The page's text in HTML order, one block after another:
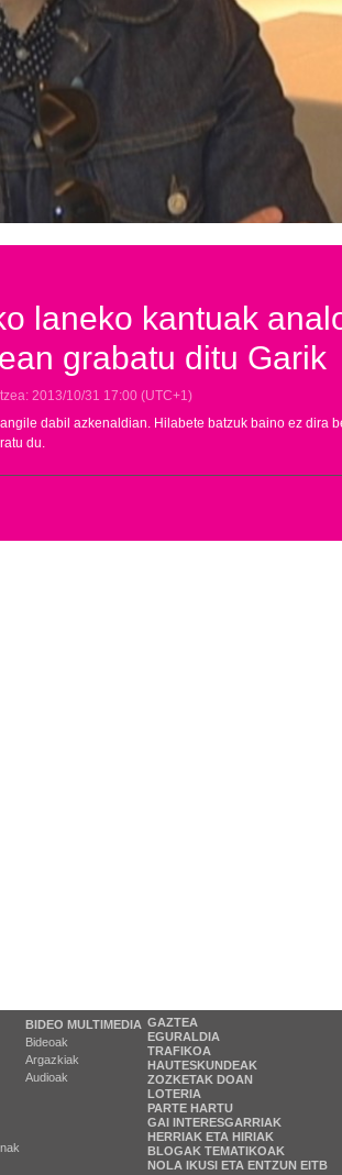
laneko kantuak
grabatu ditu Garik
2013/10/31 17:00 (UTC+1)
dabil azkenaldian. Hilabete batzuk baino ez dira
du.
BIDEO MULTIMEDIA
Bideoak
Argazkiak
Audioak
GAZTEA
EGURALDIA
TRAFIKOA
HAUTESKUNDEAK
ZOZKETAK DOAN
LOTERIA
PARTE HARTU
GAI INTERESGARRIAK
HERRIAK ETA HIRIAK
BLOGAK TEMATIKOAK
NOLA IKUSI ETA ENTZUN EITB